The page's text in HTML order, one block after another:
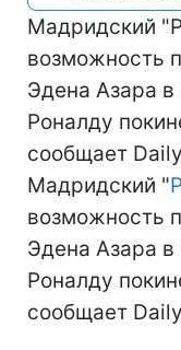
Мадридский
возможность
Эдена Азара
Роналду
сообщает
Мадридский "
возможность
Эдена Азара
Роналду
сообщает